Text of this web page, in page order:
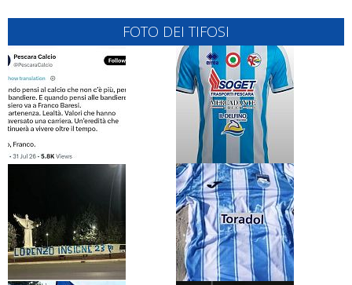
FOTO DEI TIFOSI